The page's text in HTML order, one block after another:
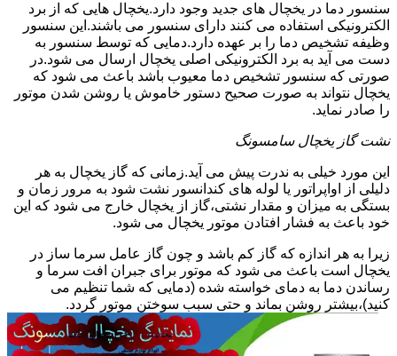
سنسور دما در یخچال های جدید وجود دارد.یخچال هایی که از برد
الکترونیکی استفاده می کنند دارای سنسور می باشند.این سنسور
وظیفه تشخیص دما را بر عهده دارد.دمایی که توسط سنسور به
دست می آید به برد الکترونیکی اصلی یخچال ارسال می شود.در
صورتی که سنسور تشخیص دما معیوب باشد باعث می شود که
یخچال نتواند به صورت صحیح دستور خاموش یا روشن شدن موتور
را صادر نماید.
نشت گاز یخچال سامسونگ
این مورد خیلی به ندرت پیش می آید.زمانی که گاز یخچال به هر
دلیلی از اواپراتور یا لوله های کندانسور نشت شود به مرور زمان و
بستگی به میزان و مقدار نشتی،گاز از یخچال خارج می شود که این
خود باعث به فشار افتادن موتور یخچال می شود.
زیرا به هر اندازه که گاز کم باشد و چون گاز عامل سرما ساز در
یخچال است باعث می شود که موتور برای جبران افت سرما و
رساندن دما به دمای خواسته شده (دمایی که شما تنظیم می
کنید)،بیشتر روشن بماند و حتی سبب سوختن موتور گردد.